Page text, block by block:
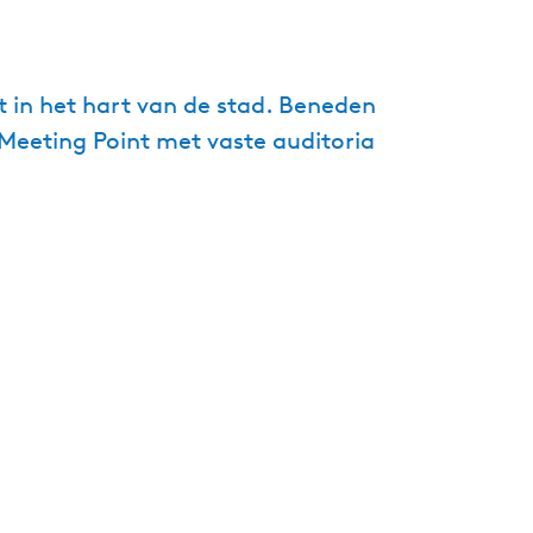
in het hart van de stad. Beneden
Point met vaste auditoria